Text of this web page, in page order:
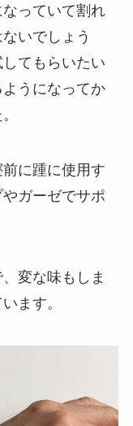
っていて割れ
いでしょう
てもらいたい
うになってか
に踵に使用す
ガーゼでサポ
変な味もしま
ます。